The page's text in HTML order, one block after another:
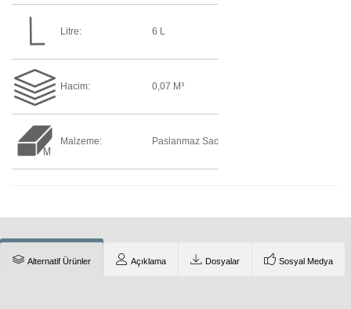
Litre: 6 L
Hacim: 0,07 M³
Malzeme: Paslanmaz Sac
Alternatif Ürünler Açıklama Dosyalar Sosyal Medya